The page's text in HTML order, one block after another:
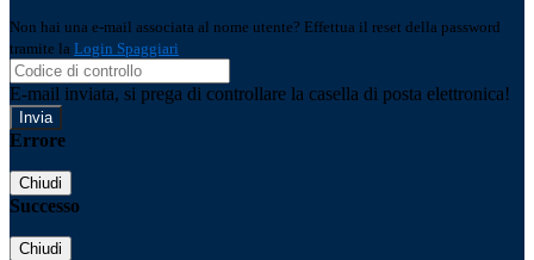
Non hai una e-mail associata al nome utente? Effettua il reset della password
tramite la Login Spaggiari
E-mail inviata, si prega di controllare la casella di posta elettronica!
Errore
Chiudi
Successo
Chiudi